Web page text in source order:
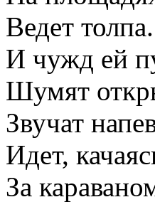
Ведет
И чужд ей
Шумят
Звучат
Идет,
За